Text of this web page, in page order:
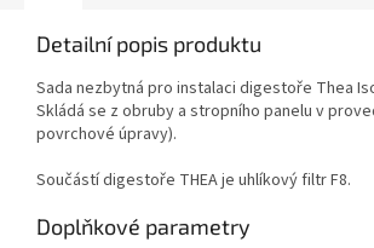
Detailní popis produktu
Sada nezbytná pro instalaci digestoře Thea
Skládá se z obruby a stropního panelu v
povrchové úpravy).
Součástí digestoře THEA je uhlíkový filtr F8.
Doplňkové parametry